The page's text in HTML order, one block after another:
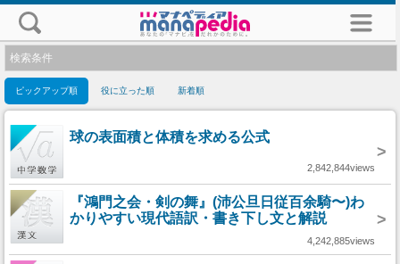
検索条件
ピックアップ順 役に立った順 新着順
球の表面積と体積を求める公式
>
2,842,844views
『鴻門之会・剣の舞』(沛公旦日従百余騎〜)わ
かりやすい現代語訳・書き下し文と解説
>
4,242,885views